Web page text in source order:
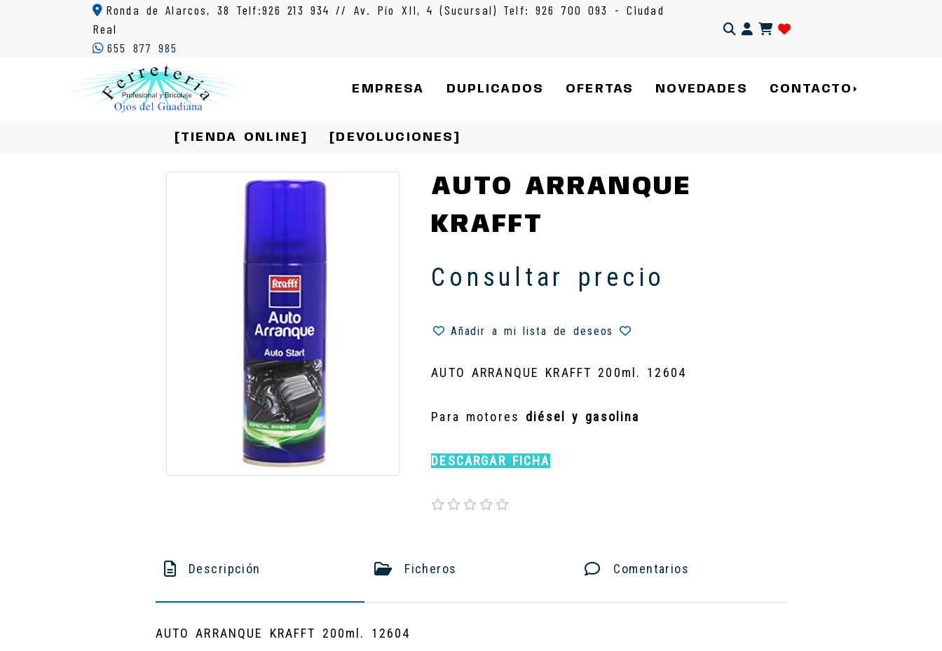
Ronda de Alarcos, 38 Telf:926 213 934 // Av. Pío XII, 4 (Sucursal) Telf: 926 700 093 - Ciudad
Real
655 877 985
Identifícate
EMPRESA DUPLICADOS OFERTAS NOVEDADES CONTACTO
[TIENDA ONLINE] [DEVOLUCIONES]
AUTO ARRANQUE
KRAFFT
Consultar precio
Añadir a mi lista de deseos
AUTO ARRANQUE KRAFFT 200ml. 12604
Para motores diésel y gasolina
DESCARGAR FICHA
Descripción Ficheros Comentarios
AUTO ARRANQUE KRAFFT 200ml. 12604